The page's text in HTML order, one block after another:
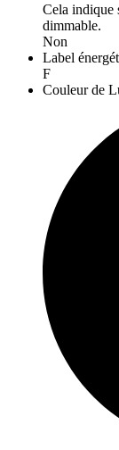
Cela indique
dimmable.
Non
Label
F
Couleur de